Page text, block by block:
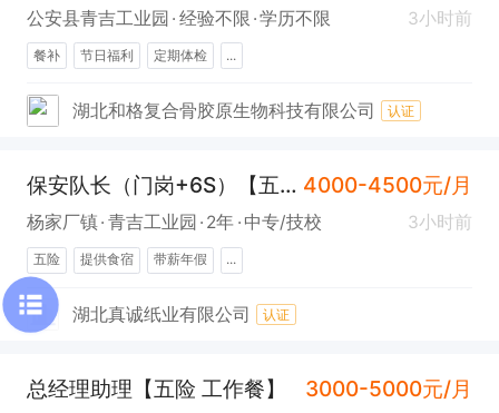
公安县青吉工业园 经验不限 学历不限 3小时前
餐补 节日福利 定期体检 ...
湖北和格复合骨胶原生物科技有限公司 认证
保安队长（门岗+6S）【五险 提供食宿】 4000-4500元/月
杨家厂镇 青吉工业园 2年 中专/技校 3小时前
五险 提供食宿 带薪年假 ...
湖北真诚纸业有限公司 认证
总经理助理【五险 工作餐】 3000-5000元/月